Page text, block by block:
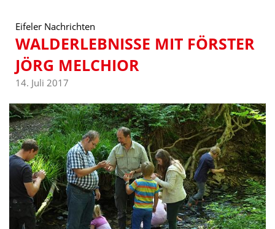
Eifeler Nachrichten
WALDERLEBNISSE MIT FÖRSTER
JÖRG MELCHIOR
14. Juli 2017